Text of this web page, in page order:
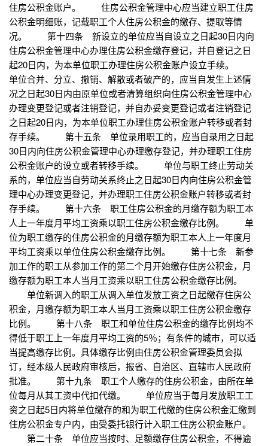
住房公积金账户。 住房公积金管理中心应当建立职工住房
公积金明细账，记载职工个人住房公积金的缴存、提取等情
况。 第十四条 新设立的单位应当自设立之日起30日内向
住房公积金管理中心办理住房公积金缴存登记，并自登记之日
起20日内，为本单位职工办理住房公积金账户设立手续。
单位合并、分立、撤销、解散或者破产的，应当自发生上述情
况之日起30日内由原单位或者清算组织向住房公积金管理中心
办理变更登记或者注销登记，并自办妥变更登记或者注销登记
之日起20日内，为本单位职工办理住房公积金账户转移或者封
存手续。 第十五条 单位录用职工的，应当自录用之日起
30日内向住房公积金管理中心办理缴存登记，并办理职工住房
公积金账户的设立或者转移手续。 单位与职工终止劳动关
系的，单位应当自劳动关系终止之日起30日内向住房公积金管
理中心办理变更登记，并办理职工住房公积金账户转移或者封
存手续。 第十六条 职工住房公积金的月缴存额为职工本
人上一年度月平均工资乘以职工住房公积金缴存比例。 单
位为职工缴存的住房公积金的月缴存额为职工本人上一年度月
平均工资乘以单位住房公积金缴存比例。 第十七条 新参
加工作的职工从参加工作的第二个月开始缴存住房公积金，月
缴存额为职工本人当月工资乘以职工住房公积金缴存比例。
单位新调入的职工从调入单位发放工资之日起缴存住房公
积金，月缴存额为职工本人当月工资乘以职工住房公积金缴存
比例。 第十八条 职工和单位住房公积金的缴存比例均不
得低于职工上一年度月平均工资的5％；有条件的城市，可以适
当提高缴存比例。具体缴存比例由住房公积金管理委员会拟
订，经本级人民政府审核后，报省、自治区、直辖市人民政府
批准。 第十九条 职工个人缴存的住房公积金，由所在单
位每月从其工资中代扣代缴。 单位应当于每月发放职工工
资之日起5日内将单位缴存的和为职工代缴的住房公积金汇缴到
住房公积金专户内，由受委托银行计入职工住房公积金账户。
第二十条 单位应当按时、足额缴存住房公积金，不得逾